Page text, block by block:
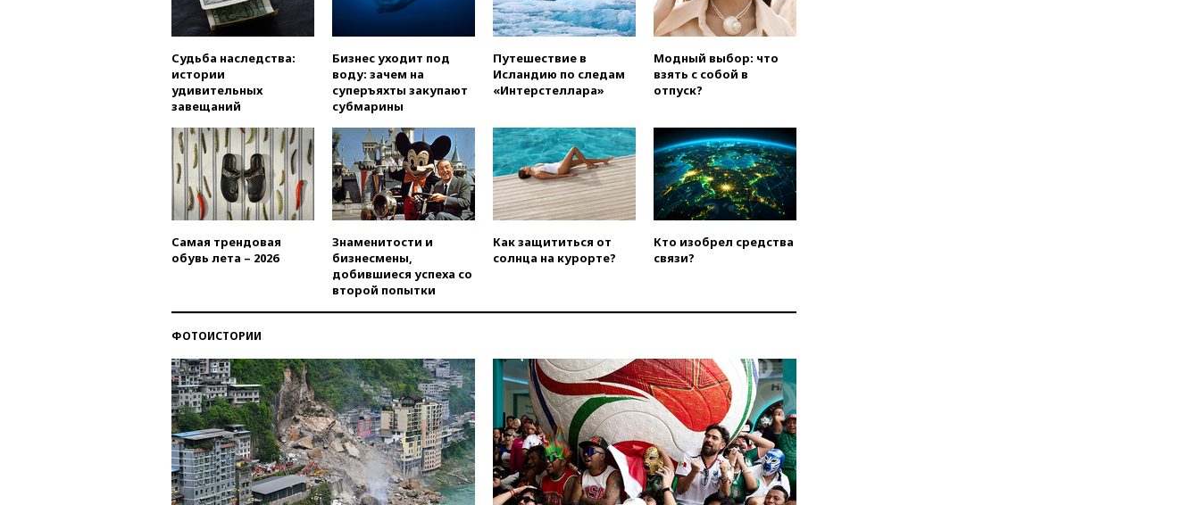
вчера, 17:43«Тиса» выдвинула
экс-председателя Верховного
Венгрии
вчера, 16:50Politico: «Газовая
вчера, 16:16Беспилотник
взорвался вблизи
газопровода в Болгарии
вчера, 15:25При атаке БПЛА в
Белгородской области погиб
мирный житель
вчера, 14:54 В Аргентине умер
Черном море
вчера, 14:20Генпрокурором
США стал Тодд Бланш
вчера, 13:37 Пляжи
Геленджика закрыты из-за
опасности БПЛА
вчера, 13:03Испания ввела
Судьба наследства:
истории
удивительных
завещаний
Бизнес уходит под
воду: зачем на
суперъяхты закупают
субмарины
Путешествие в
Исландию по следам
«Интерстеллара»
Модный выбор: что
взять с собой в
отпуск?
Самая трендовая
обувь лета – 2026
Знаменитости и
бизнесмены,
добившиеся успеха со
второй попытки
Как защититься от
солнца на курорте?
Кто изобрел средства
связи?
ФОТОИСТОРИИ